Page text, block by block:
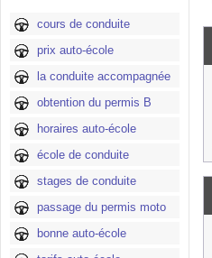
cours de conduite
prix auto-école
la conduite accompagnée
obtention du permis B
horaires auto-école
école de conduite
stages de conduite
passage du permis moto
bonne auto-école